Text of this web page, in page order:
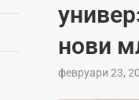
нови
февруари 23,